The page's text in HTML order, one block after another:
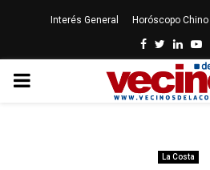
Interés General Horóscopo Chino
Facebook
Twitter
PRIMARY
La Costa